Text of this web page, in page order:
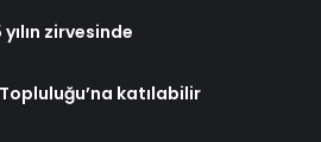
zirvesinde
katılabilir